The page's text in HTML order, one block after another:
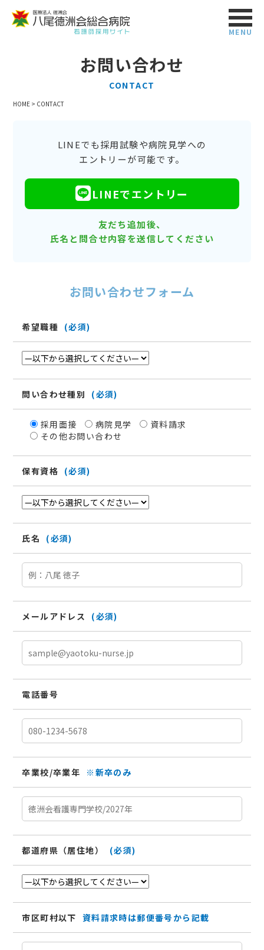
MENU
お問い合わせ
CONTACT
HOME > CONTACT
LINEでも採用試験や病院見学への
エントリーが可能です。
LINEでエントリー
友だち追加後、
氏名と問合せ内容を送信してください
お問い合わせフォーム
希望職種 (必須)
問い合わせ種別 (必須)
採用面接 病院見学
資料請求
その他お問い合わせ
保有資格 (必須)
氏名 (必須)
メールアドレス (必須)
電話番号
卒業校/卒業年 ※新卒のみ
都道府県（居住地） (必須)
市区町村以下 資料請求時は郵便番号から記載